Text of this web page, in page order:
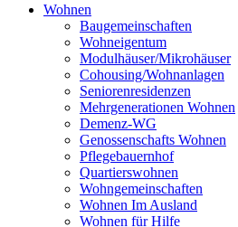
Wohnen
Baugemeinschaften
Wohneigentum
Modulhäuser/Mikrohäuser
Cohousing/Wohnanlagen
Seniorenresidenzen
Mehrgenerationen Wohnen
Demenz-WG
Genossenschafts Wohnen
Pflegebauernhof
Quartierswohnen
Wohngemeinschaften
Wohnen Im Ausland
Wohnen für Hilfe